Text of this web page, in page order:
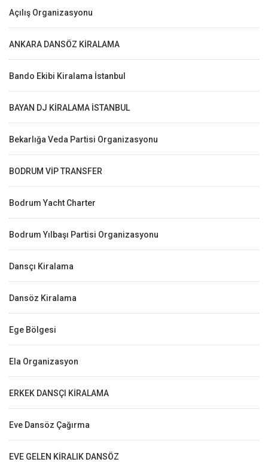
Açılış Organizasyonu
ANKARA DANSÖZ KİRALAMA
Bando Ekibi Kiralama İstanbul
BAYAN DJ KİRALAMA İSTANBUL
Bekarlığa Veda Partisi Organizasyonu
BODRUM VİP TRANSFER
Bodrum Yacht Charter
Bodrum Yılbaşı Partisi Organizasyonu
Dansçı Kiralama
Dansöz Kiralama
Ege Bölgesi
Ela Organizasyon
ERKEK DANSÇI KİRALAMA
Eve Dansöz Çağırma
EVE GELEN KİRALIK DANSÖZ